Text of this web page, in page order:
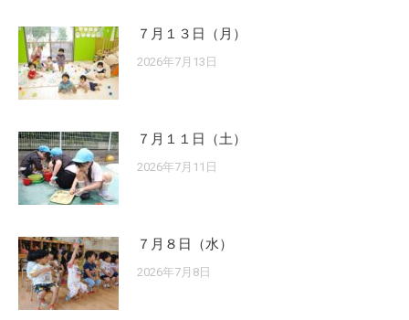
７月１３日（月）
2026年7月13日
７月１１日（土）
2026年7月11日
７月８日（水）
2026年7月8日